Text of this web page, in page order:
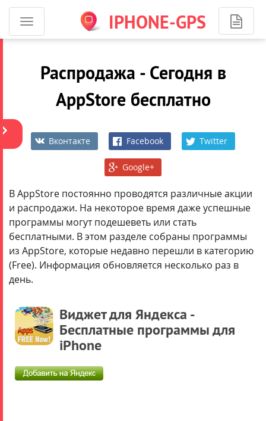
Программы
для
навигация
IPHONE-GPS
Распродажа - Сегодня в
AppStore бесплатно
Вконтакте Facebook Twitter
Google+
В AppStore постоянно проводятся различные акции
и распродажи. На некоторое время даже успешные
программы могут подешеветь или стать
бесплатными. В этом разделе собраны программы
из AppStore, которые недавно перешли в категорию
(Free). Информация обновляется несколько раз в
день.
Виджет для Яндекса -
Бесплатные программы для
iPhone
ОБЩИЙ
АККАУНТ
iJuice
1600
приложений.
На
сумму
более
250
000
Подробнее..